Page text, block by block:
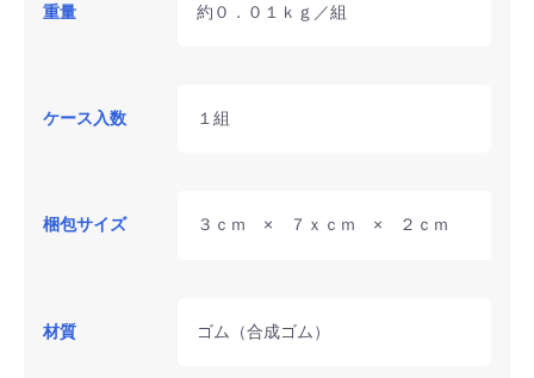
重量 約０．０１ｋｇ／組
ケース入数 １組
梱包サイズ ３ｃｍ × ７ｘｃｍ × ２ｃｍ
材質 ゴム（合成ゴム）